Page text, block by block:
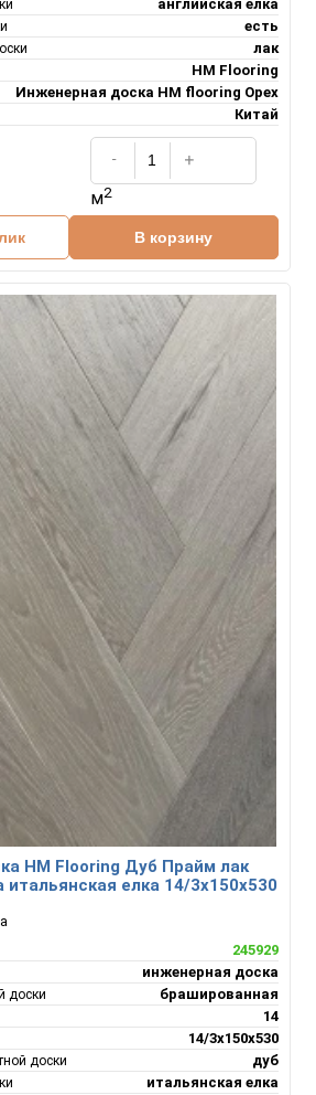
английская елка
есть
лак
HM Flooring
Инженерная доска НM flooring Орех
Китай
м2
В корзину
HM Flooring Дуб Прайм лак
итальянская елка 14/3х150х530
245929
инженерная доска
доски брашированная
14
14/3х150х530
доски дуб
итальянская елка